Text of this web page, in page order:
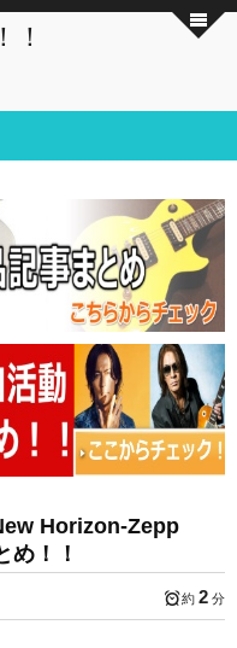
！
Horizon-Zepp
め！！
約 2 分